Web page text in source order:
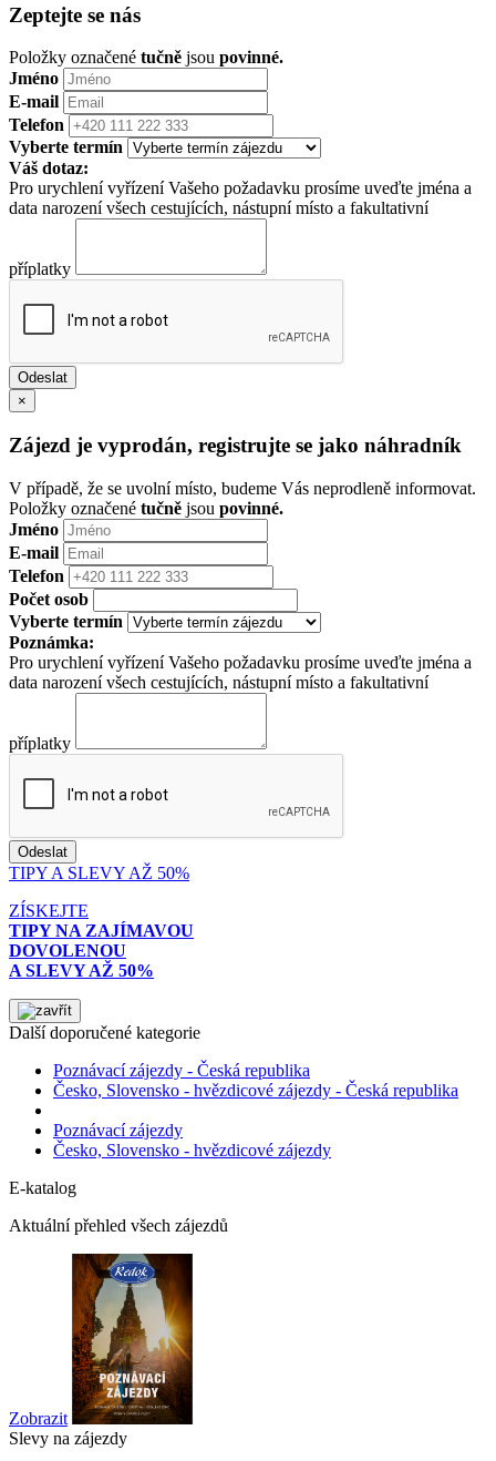
Zeptejte se nás
Položky označené tučně jsou povinné.
Jméno
E-mail
Telefon
Vyberte termín
Váš dotaz:
Pro urychlení vyřízení Vašeho požadavku prosíme uveďte jména a
data narození všech cestujících, nástupní místo a fakultativní
příplatky
×
Zájezd je vyprodán, registrujte se jako náhradník
V případě, že se uvolní místo, budeme Vás neprodleně informovat.
Položky označené tučně jsou povinné.
Jméno
E-mail
Telefon
Počet osob
Vyberte termín
Poznámka:
Pro urychlení vyřízení Vašeho požadavku prosíme uveďte jména a
data narození všech cestujících, nástupní místo a fakultativní
příplatky
TIPY A SLEVY AŽ 50%
ZÍSKEJTE
TIPY NA ZAJÍMAVOU
DOVOLENOU
A SLEVY AŽ 50%
Další doporučené kategorie
Poznávací zájezdy - Česká republika
Česko, Slovensko - hvězdicové zájezdy - Česká republika
Poznávací zájezdy
Česko, Slovensko - hvězdicové zájezdy
E-katalog
Aktuální přehled všech zájezdů
Zobrazit
Slevy na zájezdy